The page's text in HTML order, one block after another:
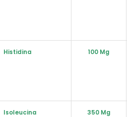
Histidina 100 Mg
Isoleucina 350 Mg